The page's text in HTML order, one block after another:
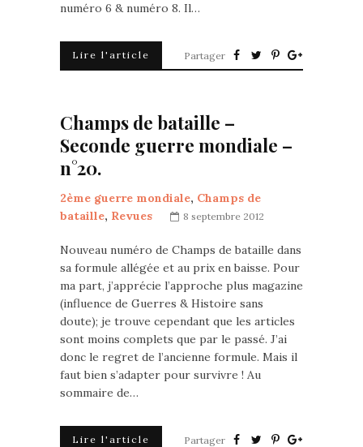
numéro 6 & numéro 8. Il…
Lire l'article Partager
Champs de bataille –
Seconde guerre mondiale –
n°20.
2ème guerre mondiale, Champs de
bataille, Revues 8 septembre 2012
Nouveau numéro de Champs de bataille dans
sa formule allégée et au prix en baisse. Pour
ma part, j’apprécie l’approche plus magazine
(influence de Guerres & Histoire sans
doute); je trouve cependant que les articles
sont moins complets que par le passé. J’ai
donc le regret de l’ancienne formule. Mais il
faut bien s’adapter pour survivre ! Au
sommaire de…
Lire l'article Partager